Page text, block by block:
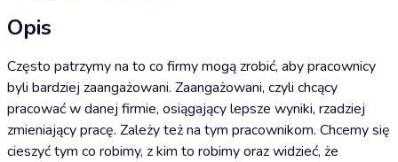
Opis
Często patrzymy na to co firmy mogą zrobić, aby pracownicy
byli bardziej zaangażowani. Zaangażowani, czyli chcący
pracować w danej firmie, osiągający lepsze wyniki, rzadziej
zmieniający pracę. Zależy też na tym pracownikom. Chcemy się
cieszyć tym co robimy, z kim to robimy oraz widzieć, że